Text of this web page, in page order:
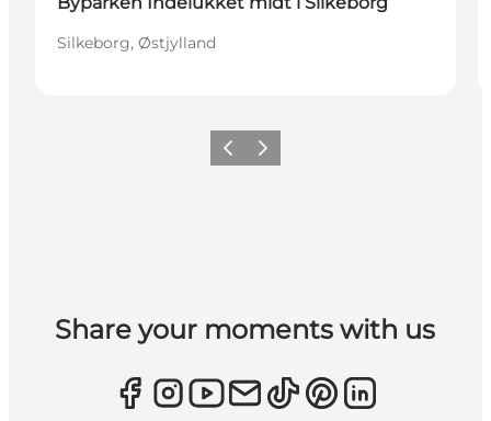
Silkeborg, Østjylland
ForrigeNæste
Share your moments with us